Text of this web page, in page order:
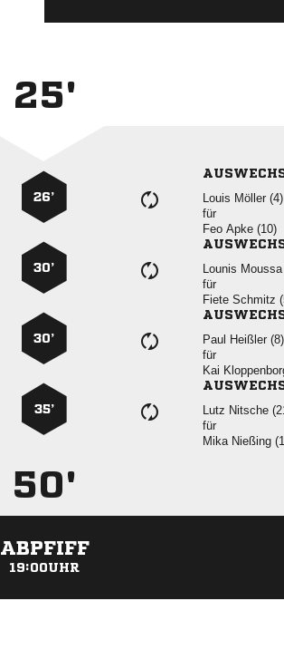
25'
26’
  
für
  
30’
 
für
 
30’
  
für

35’
 
für
 
50'
ABPFIFF
19:00UHR